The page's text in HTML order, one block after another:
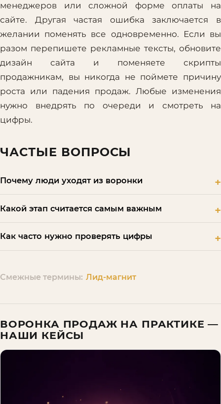
менеджеров или сложной форме оплаты на
сайте. Другая частая ошибка заключается в
желании поменять все одновременно. Если вы
разом перепишете рекламные тексты, обновите
дизайн сайта и поменяете скрипты
продажникам, вы никогда не поймете причину
роста или падения продаж. Любые изменения
нужно внедрять по очереди и смотреть на
цифры.
ЧАСТЫЕ ВОПРОСЫ
Почему люди уходят из воронки
Какой этап считается самым важным
Как часто нужно проверять цифры
Смежные термины: Лид-магнит
ВОРОНКА ПРОДАЖ НА ПРАКТИКЕ —
НАШИ КЕЙСЫ